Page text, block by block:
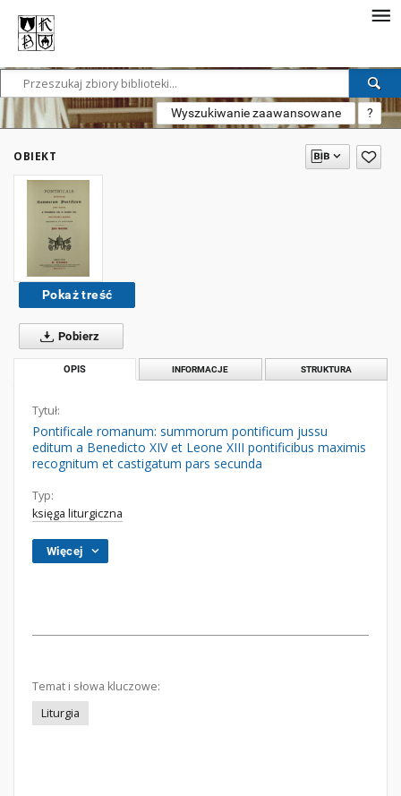
Wyszukiwanie zaawansowane ?
OBIEKT
Pokaż treść
Pobierz
OPIS INFORMACJE STRUKTURA
Tytuł:
Pontificale romanum: summorum pontificum jussu
editum a Benedicto XIV et Leone XIII pontificibus maximis
recognitum et castigatum pars secunda
Typ:
księga liturgiczna
Więcej
Temat i słowa kluczowe:
Liturgia